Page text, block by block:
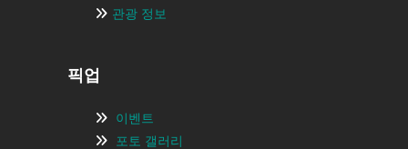
관광 정보
픽업
이벤트
포토 갤러리